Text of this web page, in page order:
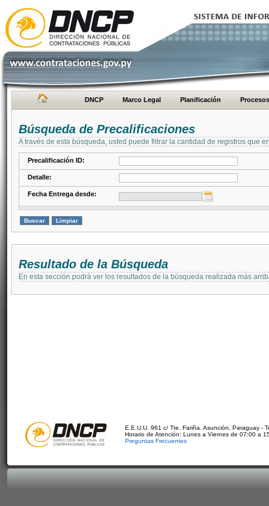
DNCP Marco Legal Planificación Procesos
Búsqueda de Precalificaciones
A través de esta búsqueda, usted puede filtrar la cantidad de registros que
Precalificación ID:
Detalle:
Fecha Entrega desde:
Resultado de la Búsqueda
En esta sección podrá ver los resultados de la búsqueda realizada más
E.E.U.U. 961 c/ Tte. Fariña. Asunción, Paraguay -
Horario de Atención: Lunes a Viernes de 07:00 a
Preguntas Frecuentes